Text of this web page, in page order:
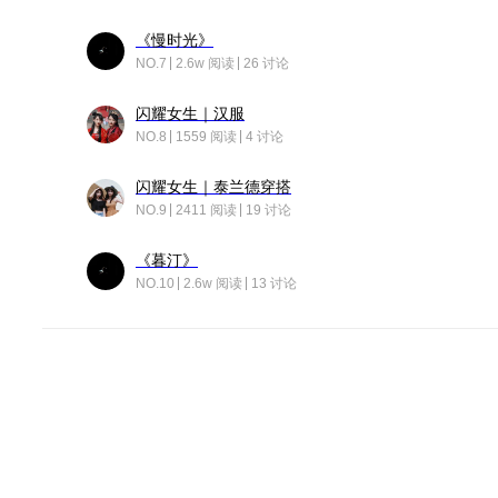
《慢时光》
NO.7 2.6w 阅读 26 讨论
闪耀女生｜汉服
NO.8 1559 阅读 4 讨论
闪耀女生｜泰兰德穿搭
NO.9 2411 阅读 19 讨论
《暮汀》
NO.10 2.6w 阅读 13 讨论